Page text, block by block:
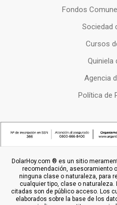
Fondos
Sociedad
Cursos
Quiniela
Agencia
Política de
DolarHoy.com ® es un sitio
recomendación, asesoramiento
ninguna clase o naturaleza, para
cualquier tipo, clase o
citadas son de público acceso. Los
elaborados sobre la base de los